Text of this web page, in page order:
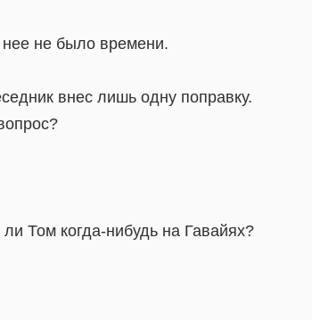
нее не было времени.
внес лишь одну поправку.
Том когда-нибудь на Гавайях?